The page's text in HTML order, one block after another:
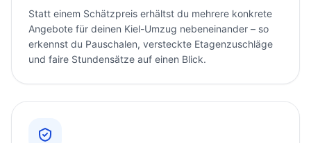
Statt einem Schätzpreis erhältst du mehrere konkrete
Angebote für deinen Kiel-Umzug nebeneinander – so
erkennst du Pauschalen, versteckte Etagenzuschläge
und faire Stundensätze auf einen Blick.